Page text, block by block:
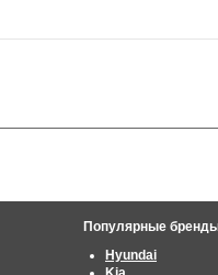
Популярные
Hyundai